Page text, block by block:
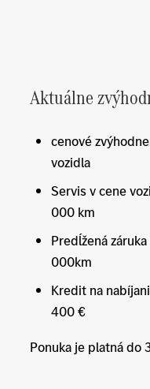
Aktuálne
cenové
vozidla
Servis v cene
000 km
Predĺžená
000km
Kredit na
400 €
Ponuka je platná do